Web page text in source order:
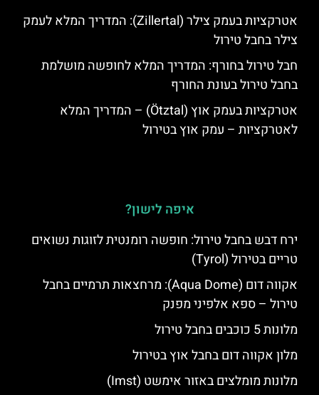
אטרקציות בעמק צילר (Zillertal): המדריך המלא לעמק
צילר בחבל טירול
חבל טירול בחורף: המדריך המלא לחופשה מושלמת
בחבל טירול בעונת החורף
אטרקציות בעמק אוץ (Ötztal) – המדריך המלא
לאטרקציות – עמק אוץ בטירול
איפה לישון?
ירח דבש בחבל טירול: חופשה רומנטית לזוגות נשואים
טריים בטירול (Tyrol)
אקווה דום (Aqua Dome): מרחצאות תרמיים בחבל
טירול – ספא אלפיני מפנק
מלונות 5 כוכבים בחבל טירול
מלון אקווה דום בחבל אוץ בטירול
מלונות מומלצים באזור אימשט (Imst)